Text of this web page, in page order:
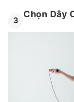
3
Chọn Dây